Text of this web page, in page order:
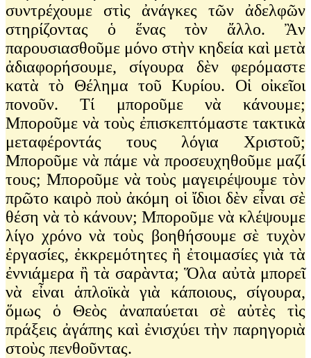
συντρέχουμε στὶς ἀνάγκες τῶν ἀδελφῶν
στηρίζοντας ὁ ἕνας τὸν ἄλλο. Ἂν
παρουσιασθοῦμε μόνο στὴν κηδεία καὶ μετὰ
ἀδιαφορήσουμε, σίγουρα δὲν φερόμαστε
κατὰ τὸ Θέλημα τοῦ Κυρίου. Οἱ οἰκεῖοι
πονοῦν. Τί μποροῦμε νὰ κάνουμε;
Μποροῦμε νὰ τοὺς ἐπισκεπτόμαστε τακτικὰ
μεταφέροντάς τους λόγια Χριστοῦ;
Μποροῦμε νὰ πάμε νὰ προσευχηθοῦμε μαζί
τους; Μποροῦμε νὰ τοὺς μαγειρέψουμε τὸν
πρῶτο καιρὸ ποὺ ἀκόμη οἱ ἴδιοι δὲν εἶναι σὲ
θέση νὰ τὸ κάνουν; Μποροῦμε νὰ κλέψουμε
λίγο χρόνο νὰ τοὺς βοηθήσουμε σὲ τυχὸν
ἐργασίες, ἐκκρεμότητες ἢ ἐτοιμασίες γιὰ τὰ
ἐννιάμερα ἢ τὰ σαρὰντα; Ὅλα αὐτὰ μπορεῖ
νὰ εἶναι ἁπλοϊκὰ γιὰ κάποιους, σίγουρα,
ὅμως ὁ Θεὸς ἀναπαύεται σὲ αὐτὲς τὶς
πράξεις ἀγάπης καὶ ἐνισχύει τὴν παρηγοριὰ
στοὺς πενθοῦντας.